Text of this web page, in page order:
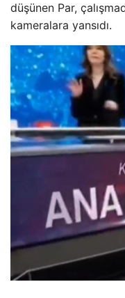
düşünen Par,
kameralara yansıdı.